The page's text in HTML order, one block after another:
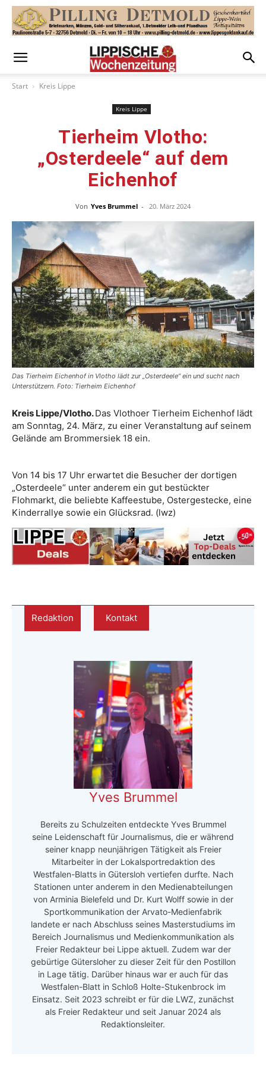
Start Kreis Lippe
Kreis Lippe
Tierheim Vlotho:
„Osterdeele“ auf dem
Eichenhof
Von Yves Brummel - 20. März 2024
Das Tierheim Eichenhof in Vlotho lädt zur „Osterdeele“ ein und sucht nach
Unterstützern. Foto: Tierheim Eichenhof
Kreis Lippe/Vlotho.Das Vlothoer Tierheim Eichenhof lädt
am Sonntag, 24. März, zu einer Veranstaltung auf seinem
Gelände am Brommersiek 18 ein.
Von 14 bis 17 Uhr erwartet die Besucher der dortigen
„Osterdeele“ unter anderem ein gut bestückter
Flohmarkt, die beliebte Kaffeestube, Ostergestecke, eine
Kinderrallye sowie ein Glücksrad. (lwz)
Redaktion Kontakt
Yves Brummel
Bereits zu Schulzeiten entdeckte Yves Brummel
seine Leidenschaft für Journalismus, die er während
seiner knapp neunjährigen Tätigkeit als Freier
Mitarbeiter in der Lokalsportredaktion des
Westfalen-Blatts in Gütersloh vertiefen durfte. Nach
Stationen unter anderem in den Medienabteilungen
von Arminia Bielefeld und Dr. Kurt Wolff sowie in der
Sportkommunikation der Arvato-Medienfabrik
landete er nach Abschluss seines Masterstudiums im
Bereich Journalismus und Medienkommunikation als
Freier Redakteur bei Lippe aktuell. Zudem war der
gebürtige Gütersloher zu dieser Zeit für den Postillon
in Lage tätig. Darüber hinaus war er auch für das
Westfalen-Blatt in Schloß Holte-Stukenbrock im
Einsatz. Seit 2023 schreibt er für die LWZ, zunächst
als Freier Redakteur und seit Januar 2024 als
Redaktionsleiter.